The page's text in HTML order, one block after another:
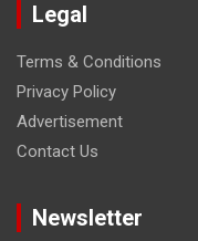
Legal
Terms & Conditions
Privacy Policy
Advertisement
Contact Us
Newsletter